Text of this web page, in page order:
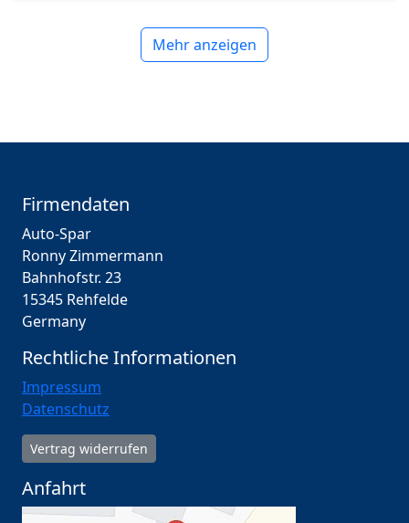
Mehr anzeigen
Firmendaten
Auto-Spar
Ronny Zimmermann
Bahnhofstr. 23
15345 Rehfelde
Germany
Rechtliche Informationen
Impressum
Datenschutz
Vertrag widerrufen
Anfahrt